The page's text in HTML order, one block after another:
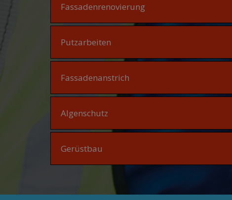
Fassadenrenovierung
Putzarbeiten
Fassadenanstrich
Algenschutz
Gerüstbau